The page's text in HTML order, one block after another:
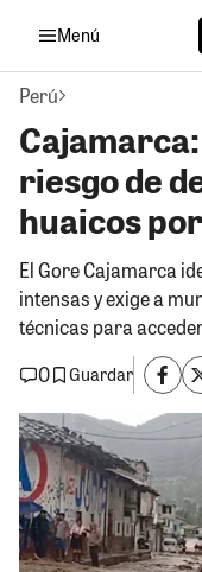
Menú
Perú
riesgo de
huaicos
El Gore Cajamarca
intensas y exige a
técnicas para
0
Guardar